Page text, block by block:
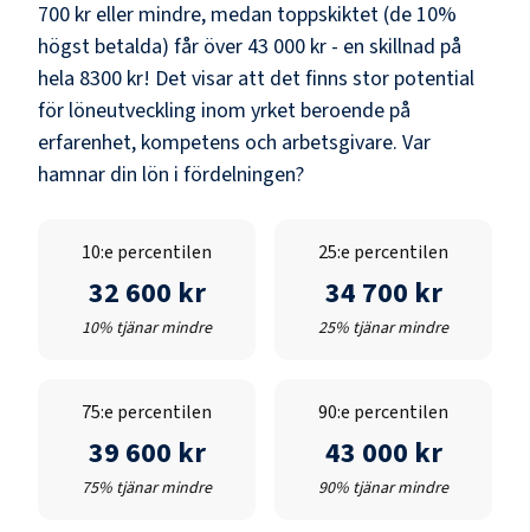
700 kr eller mindre, medan toppskiktet (de 10%
högst betalda) får över 43 000 kr - en skillnad på
hela 8300 kr! Det visar att det finns stor potential
för löneutveckling inom yrket beroende på
erfarenhet, kompetens och arbetsgivare. Var
hamnar din lön i fördelningen?
10:e percentilen
32 600 kr
10% tjänar mindre
25:e percentilen
34 700 kr
25% tjänar mindre
75:e percentilen
39 600 kr
75% tjänar mindre
90:e percentilen
43 000 kr
90% tjänar mindre